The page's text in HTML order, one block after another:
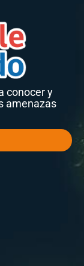
conocer y
amenazas